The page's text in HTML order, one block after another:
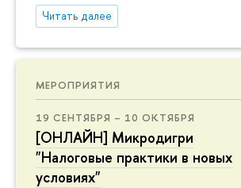
Читать далее
МЕРОПРИЯТИЯ
19 СЕНТЯБРЯ – 10 ОКТЯБРЯ
[ОНЛАЙН] Микродигри
"Налоговые практики в новых
условиях"